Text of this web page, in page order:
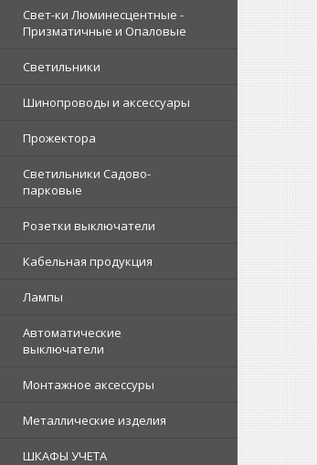
Свет-ки Люминесцентные -
Призматичные и Опаловые
Светильники
Шинопроводы и аксессуары
Прожектора
Светильники Садово-
парковые
Розетки выключатели
Кабельная продукция
Лампы
Автоматические
выключатели
Монтажное аксессуры
Металлические изделия
ШКАФЫ УЧЕТА